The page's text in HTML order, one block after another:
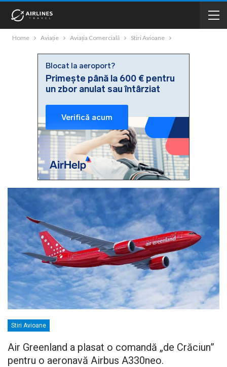
Home Aviație Aviația Comercială Stiri Avioane
Stiri Avioane
Air Greenland a plasat o comandă „de Crăciun”
pentru o aeronavă Airbus A330neo.